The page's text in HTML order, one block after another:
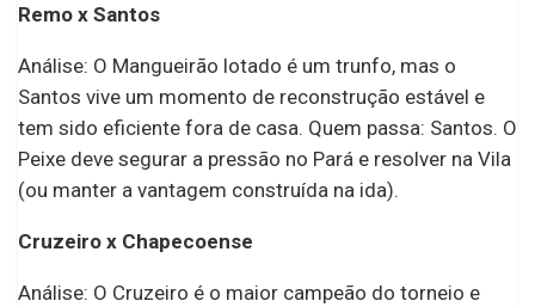
Remo x Santos
Análise: O Mangueirão lotado é um trunfo, mas o
Santos vive um momento de reconstrução estável e
tem sido eficiente fora de casa. Quem passa: Santos. O
Peixe deve segurar a pressão no Pará e resolver na Vila
(ou manter a vantagem construída na ida).
Cruzeiro x Chapecoense
Análise: O Cruzeiro é o maior campeão do torneio e